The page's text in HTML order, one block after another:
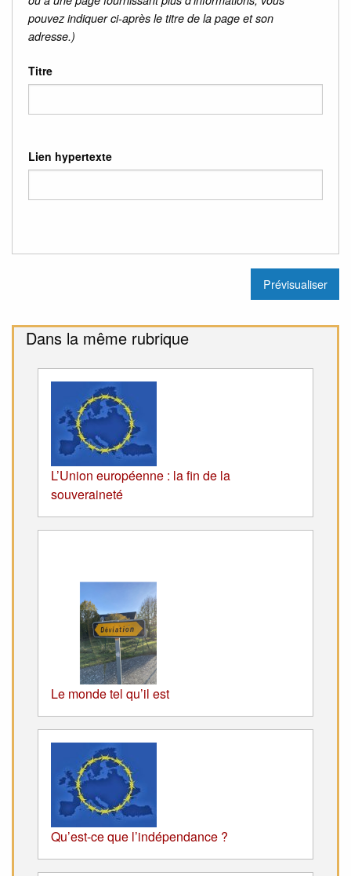
pouvez indiquer ci-après le titre de la page et son
adresse.)
Titre
Lien hypertexte
Dans la même rubrique
L’Union européenne : la fin de la
souveraineté
Le monde tel qu’il est
Qu’est-ce que l’indépendance ?